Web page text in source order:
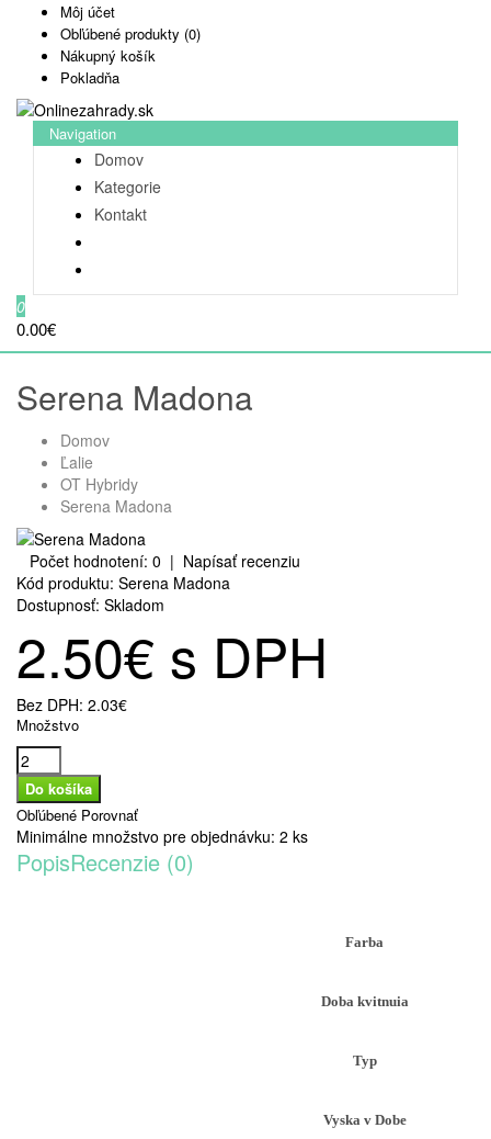
Môj účet
Obľúbené produkty (0)
Nákupný košík
Pokladňa
Navigation
Domov
Kategorie
Kontakt
0
0.00€
Serena Madona
Domov
Ľalie
OT Hybridy
Serena Madona
Počet hodnotení: 0 | Napísať recenziu
Kód produktu: Serena Madona
Dostupnosť: Skladom
2.50€ s DPH
Bez DPH: 2.03€
Množstvo
Obľúbené Porovnať
Minimálne množstvo pre objednávku: 2 ks
PopisRecenzie (0)
Farba
Doba kvitnuia
Typ
Vyska v Dobe